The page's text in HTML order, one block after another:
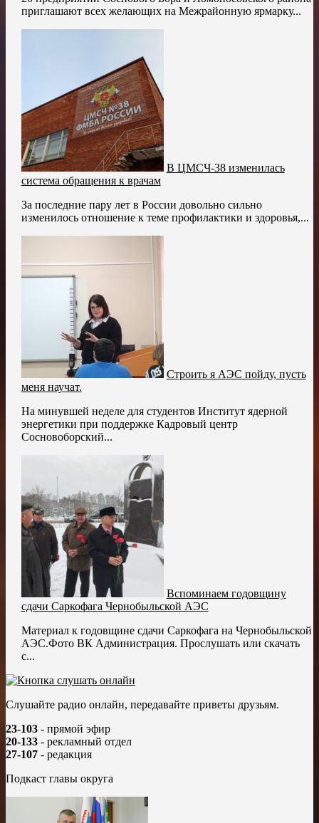
приглашают всех желающих на Межрайонную ярмарку...
В ЦМСЧ-38 изменилась
система обращения к врачам
За последние пару лет в России довольно сильно
изменилось отношение к теме профилактики и здоровья,...
Строить я АЭС пойду, пусть
меня научат.
На минувшей неделе для студентов Институт ядерной
энергетики при поддержке Кадровый центр
Сосновоборский...
Вспоминаем годовщину
сдачи Саркофага Чернобыльской АЭС
Материал к годовщине сдачи Саркофага на Чернобыльской
АЭС.Фото ВК Администрация. Прослушать или скачать
с...
Слушайте радио онлайн, передавайте приветы друзьям.
23-103 - прямой эфир
20-133 - рекламный отдел
27-107 - редакция
Подкаст главы округа